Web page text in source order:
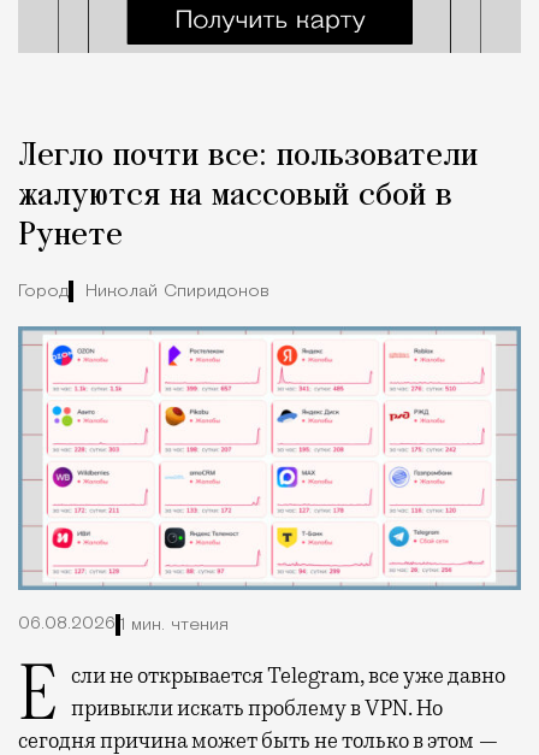
Легло почти все: пользователи
жалуются на массовый сбой в
Рунете
Город Николай Спиридонов
06.08.2026 1 мин. чтения
Если не открывается Telegram, все уже давно привыкли искать проблему в VPN. Но
сегодня причина может быть не только в этом —